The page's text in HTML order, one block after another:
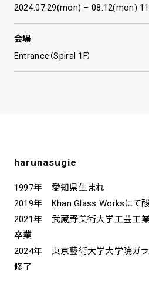
2024.07.29(mon) – 08.12(mon)
会場
Entrance（Spiral 1F）
harunasugie
1997年 愛知県生まれ
2019年 Khan Glass Worksにて
2021年 武蔵野美術大学工芸工業
卒業
2024年 東京藝術大学大学院ガ
修了